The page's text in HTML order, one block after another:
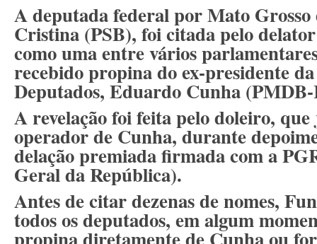
A deputada federal por Mato Grosso
Cristina (PSB), foi citada pelo
como uma entre vários
recebido propina do ex-presidente
Deputados, Eduardo Cunha
A revelação foi feita pelo doleiro,
operador de Cunha, durante
delação premiada firmada com a
Geral da República).
Antes de citar dezenas de nomes,
todos os deputados, em algum